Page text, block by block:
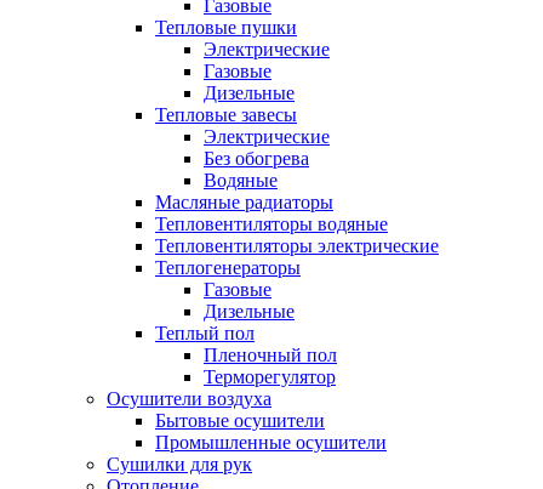
Газовые
Тепловые пушки
Электрические
Газовые
Дизельные
Тепловые завесы
Электрические
Без обогрева
Водяные
Масляные радиаторы
Тепловентиляторы водяные
Тепловентиляторы электрические
Теплогенераторы
Газовые
Дизельные
Теплый пол
Пленочный пол
Терморегулятор
Осушители воздуха
Бытовые осушители
Промышленные осушители
Сушилки для рук